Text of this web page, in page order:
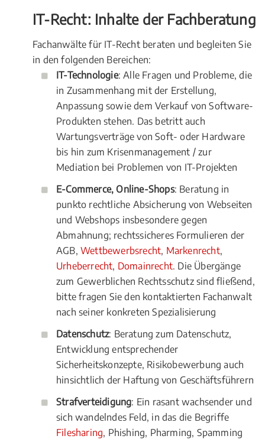
IT-Recht: Inhalte der Fachberatung
Fachanwälte für IT-Recht beraten und begleiten Sie
in den folgenden Bereichen:
IT-Technologie: Alle Fragen und Probleme, die
in Zusammenhang mit der Erstellung,
Anpassung sowie dem Verkauf von Software-
Produkten stehen. Das betritt auch
Wartungsverträge von Soft- oder Hardware
bis hin zum Krisenmanagement / zur
Mediation bei Problemen von IT-Projekten
E-Commerce, Online-Shops: Beratung in
punkto rechtliche Absicherung von Webseiten
und Webshops insbesondere gegen
Abmahnung; rechtssicheres Formulieren der
AGB, Wettbewerbsrecht, Markenrecht,
Urheberrecht, Domainrecht. Die Übergänge
zum Gewerblichen Rechtsschutz sind fließend,
bitte fragen Sie den kontaktierten Fachanwalt
nach seiner konkreten Spezialisierung
Datenschutz: Beratung zum Datenschutz,
Entwicklung entsprechender
Sicherheitskonzepte, Risikobewerbung auch
hinsichtlich der Haftung von Geschäftsführern
Strafverteidigung: Ein rasant wachsender und
sich wandelndes Feld, in das die Begriffe
Filesharing, Phishing, Pharming, Spamming